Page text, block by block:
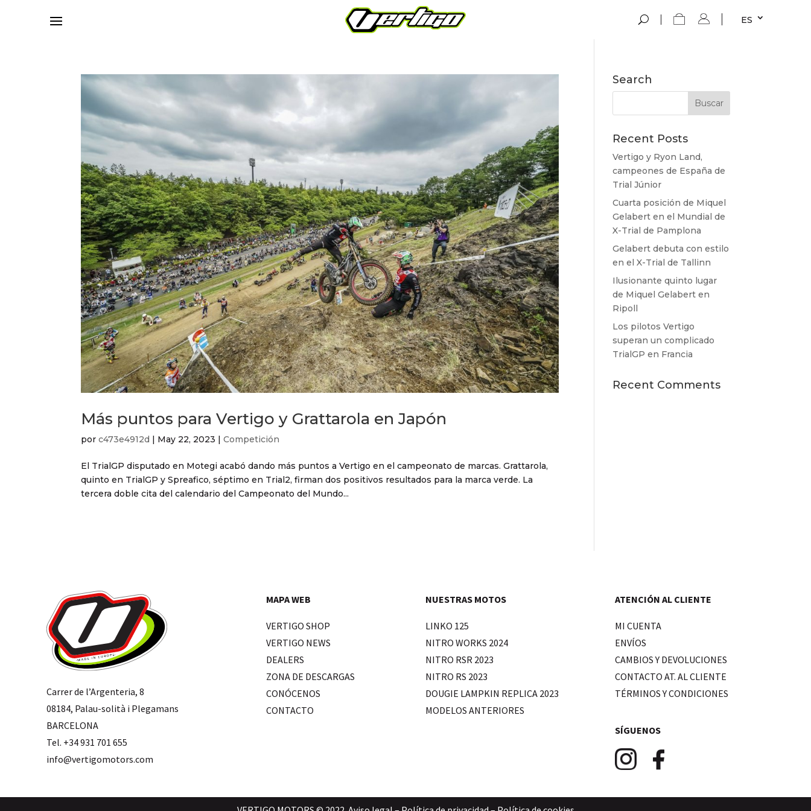
ES
Más puntos para Vertigo y Grattarola en Japón
porc473e4912d | May 22, 2023 |Competición
El TrialGP disputado en Motegi acabó dando más puntos a Vertigo en el campeonato de marcas. Grattarola,
quinto en TrialGP y Spreafico, séptimo en Trial2, firman dos positivos resultados para la marca verde. La
tercera doble cita del calendario del Campeonato del Mundo...
Search
Recent Posts
Vertigo y Ryon Land,
campeones de España de
Trial Júnior
Cuarta posición de Miquel
Gelabert en el Mundial de
X-Trial de Pamplona
Gelabert debuta con estilo
en el X-Trial de Tallinn
Ilusionante quinto lugar
de Miquel Gelabert en
Ripoll
Los pilotos Vertigo
superan un complicado
TrialGP en Francia
Recent Comments
Carrer de l’Argenteria, 8
08184, Palau-solità i Plegamans
BARCELONA
Tel. +34 931 701 655
info@vertigomotors.com
MAPA WEB
VERTIGO SHOP
VERTIGO NEWS
DEALERS
ZONA DE DESCARGAS
CONÓCENOS
CONTACTO
NUESTRAS MOTOS
LINKO 125
NITRO WORKS 2024
NITRO RSR 2023
NITRO RS 2023
DOUGIE LAMPKIN REPLICA 2023
MODELOS ANTERIORES
ATENCIÓN AL CLIENTE
MI CUENTA
ENVÍOS
CAMBIOS Y DEVOLUCIONES
CONTACTO AT. AL CLIENTE
TÉRMINOS Y CONDICIONES
SÍGUENOS